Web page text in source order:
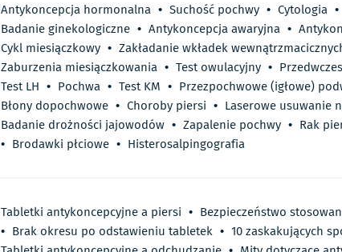
Antykoncepcja hormonalna • Suchość pochwy • Cytologia •
Badanie ginekologiczne • Antykoncepcja awaryjna •
Cykl miesiączkowy • Zakładanie wkładek
Zaburzenia miesiączkowania • Test owulacyjny •
Test LH • Pochwa • Test KM • Przezpochwowe (igłowe)
Błony dopochwowe • Choroby piersi • Laserowe usuwanie
Badanie drożności jajowodów • Zapalenie pochwy • Rak
• Brodawki płciowe • Histerosalpingografia
Tabletki antykoncepcyjne a piersi • Bezpieczeństwo
• Brak okresu po odstawieniu tabletek • 10 zaskakujących